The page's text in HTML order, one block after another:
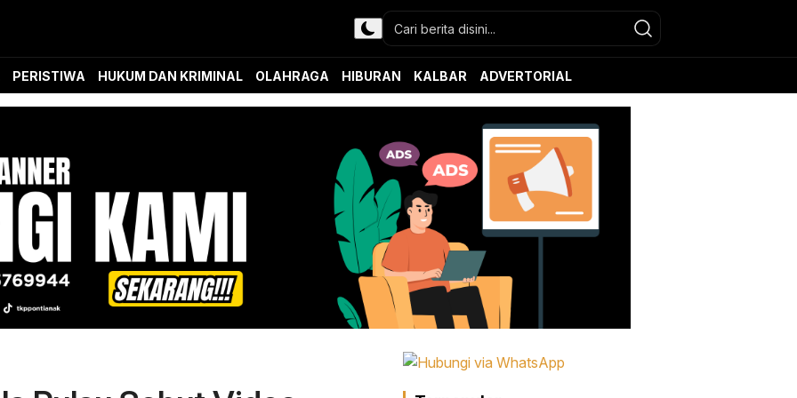
PERISTIWA HUKUM DAN KRIMINAL OLAHRAGA HIBURAN KALBAR ADVERTORIAL